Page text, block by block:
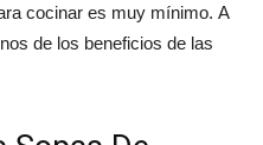
cocinar es muy mínimo. A
de los beneficios de las